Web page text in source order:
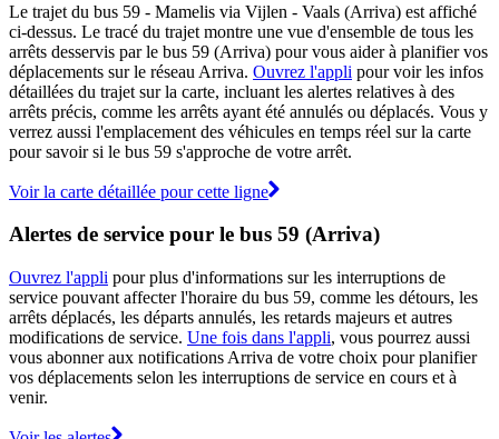
Le trajet du bus 59 - Mamelis via Vijlen - Vaals (Arriva) est affiché
ci-dessus. Le tracé du trajet montre une vue d'ensemble de tous les
arrêts desservis par le bus 59 (Arriva) pour vous aider à planifier vos
déplacements sur le réseau Arriva. Ouvrez l'appli pour voir les infos
détaillées du trajet sur la carte, incluant les alertes relatives à des
arrêts précis, comme les arrêts ayant été annulés ou déplacés. Vous y
verrez aussi l'emplacement des véhicules en temps réel sur la carte
pour savoir si le bus 59 s'approche de votre arrêt.
Voir la carte détaillée pour cette ligne
Alertes de service pour le bus 59 (Arriva)
Ouvrez l'appli pour plus d'informations sur les interruptions de
service pouvant affecter l'horaire du bus 59, comme les détours, les
arrêts déplacés, les départs annulés, les retards majeurs et autres
modifications de service. Une fois dans l'appli, vous pourrez aussi
vous abonner aux notifications Arriva de votre choix pour planifier
vos déplacements selon les interruptions de service en cours et à
venir.